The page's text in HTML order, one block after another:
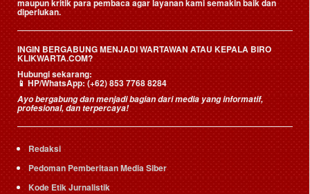
maupun kritik para pembaca agar layanan kami semakin baik dan
diperlukan.
INGIN BERGABUNG MENJADI WARTAWAN ATAU KEPALA BIRO
KLIKWARTA.COM?
Hubungi sekarang:
📱HP/WhatsApp:(+62) 853 7768 8284
Ayo bergabung dan menjadi bagian dari media yang informatif,
profesional, dan terpercaya!
Redaksi
Pedoman Pemberitaan Media Siber
Kode Etik Jurnalistik